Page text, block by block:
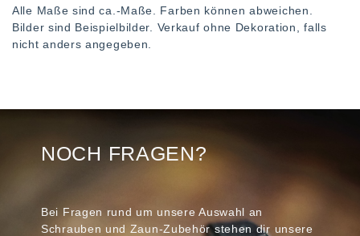
Alle Maße sind ca.-Maße. Farben können abweichen.
Bilder sind Beispielbilder. Verkauf ohne Dekoration, falls
nicht anders angegeben.
NOCH FRAGEN?
Bei Fragen rund um unsere Auswahl an
Schrauben und Zaun-Zubehör stehen dir unsere